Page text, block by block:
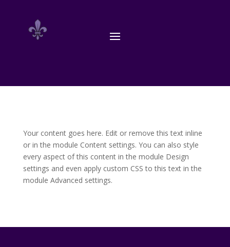
Your content goes here. Edit or remove this text inline
or in the module Content settings. You can also style
every aspect of this content in the module Design
settings and even apply custom CSS to this text in the
module Advanced settings.